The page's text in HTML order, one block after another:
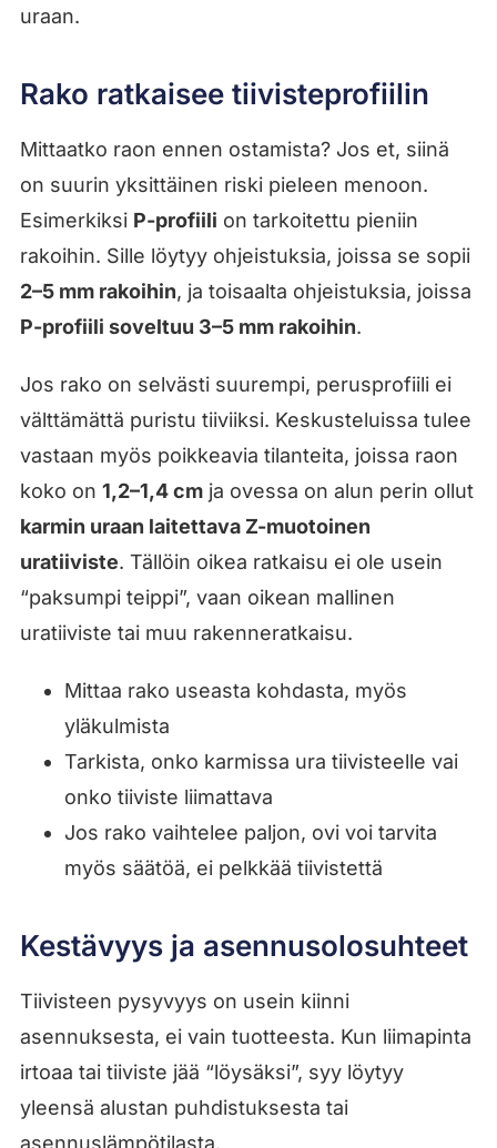
uraan.
Rako ratkaisee tiivisteprofiilin
Mittaatko raon ennen ostamista? Jos et, siinä
on suurin yksittäinen riski pieleen menoon.
Esimerkiksi P-profiili on tarkoitettu pieniin
rakoihin. Sille löytyy ohjeistuksia, joissa se sopii
2–5 mm rakoihin, ja toisaalta ohjeistuksia, joissa
P-profiili soveltuu 3–5 mm rakoihin.
Jos rako on selvästi suurempi, perusprofiili ei
välttämättä puristu tiiviiksi. Keskusteluissa tulee
vastaan myös poikkeavia tilanteita, joissa raon
koko on 1,2–1,4 cmja ovessa on alun perin ollut
karmin uraan laitettava Z-muotoinen
uratiiviste. Tällöin oikea ratkaisu ei ole usein
“paksumpi teippi”, vaan oikean mallinen
uratiiviste tai muu rakenneratkaisu.
Mittaa rako useasta kohdasta, myös
yläkulmista
Tarkista, onko karmissa ura tiivisteelle vai
onko tiiviste liimattava
Jos rako vaihtelee paljon, ovi voi tarvita
myös säätöä, ei pelkkää tiivistettä
Kestävyys ja asennusolosuhteet
Tiivisteen pysyvyys on usein kiinni
asennuksesta, ei vain tuotteesta. Kun liimapinta
irtoaa tai tiiviste jää “löysäksi”, syy löytyy
yleensä alustan puhdistuksesta tai
asennuslämpötilasta.